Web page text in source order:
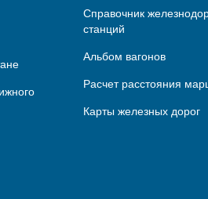
Справочник
станций
Альбом вагонов
Расчет расстояния
Карты железных дорог